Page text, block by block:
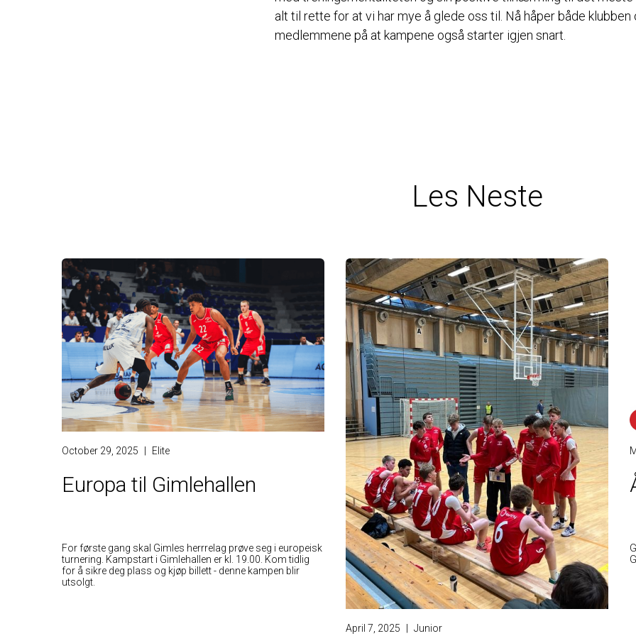
alt til rette for at vi har mye å glede oss til. Nå håper både klubben
medlemmene på at kampene også starter igjen snart.
Les Neste
October 29, 2025 Elite
Europa til Gimlehallen
For første gang skal Gimles herrrelag prøve seg i europeisk
turnering. Kampstart i Gimlehallen er kl. 19.00. Kom tidlig
for å sikre deg plass og kjøp billett - denne kampen blir
utsolgt.
April 7, 2025 Junior